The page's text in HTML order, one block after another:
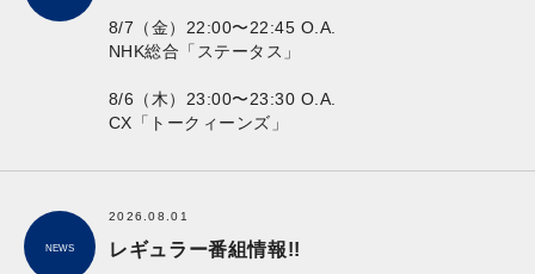
8/7（金）22:00〜22:45 O.A.
NHK総合「ステータス」
8/6（木）23:00〜23:30 O.A.
CX「トークィーンズ」
NEWS
2026.08.01
レギュラー番組情報!!